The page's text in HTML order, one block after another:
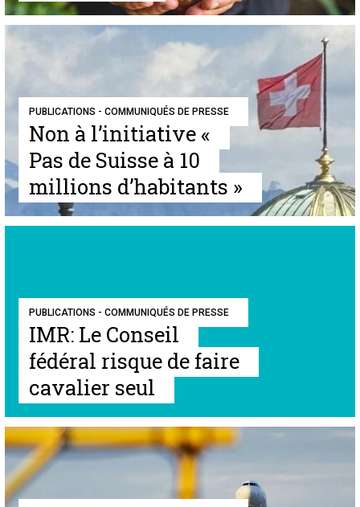
PUBLICATIONS - COMMUNIQUÉS DE PRESSE
Non à l’initiative «
Pas de Suisse à 10
millions d’habitants »
PUBLICATIONS - COMMUNIQUÉS DE PRESSE
IMR: Le Conseil
fédéral risque de faire
cavalier seul